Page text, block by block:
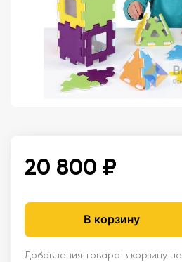
20 800 ₽
В корзину
Добавления товара в корзину